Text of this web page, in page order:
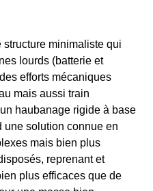
structure minimaliste qui
lourds (batterie et
efforts mécaniques
mais aussi train
haubanage rigide à base
une solution connue en
mais bien plus
reprenant et
plus efficaces que de